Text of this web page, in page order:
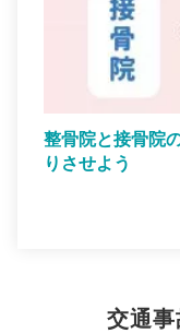
整骨院と接骨院
りさせよう
交通事